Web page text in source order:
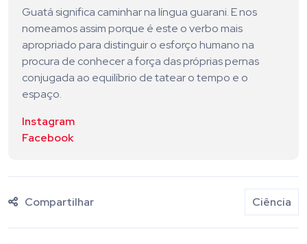
Guatá significa caminhar na língua guarani. E nos
nomeamos assim porque é este o verbo mais
apropriado para distinguir o esforço humano na
procura de conhecer a força das próprias pernas
conjugada ao equilíbrio de tatear o tempo e o
espaço.
Instagram
Facebook
Compartilhar Ciência